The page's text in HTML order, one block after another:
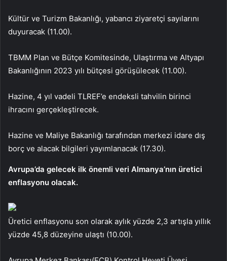
Kültür ve Turizm Bakanlığı, yabancı ziyaretçi sayılarını
duyuracak (11.00).
TBMM Plan ve Bütçe Komitesinde, Ulaştırma ve Altyapı
Bakanlığının 2023 yılı bütçesi görüşülecek (11.00).
Hazine, 4 yıl vadeli TLREF’e endeksli tahvilin birinci
ihracını gerçekleştirecek.
Hazine ve Maliye Bakanlığı tarafından merkezi idare dış
borç ve alacak bilgileri yayımlanacak (17.30).
Avrupa’da gelecek ilk önemli veri Almanya’nın üretici
enflasyonu olacak.
Üretici enflasyonu son olarak aylık yüzde 2,3 artışla yıllık
yüzde 45,8 düzeyine ulaştı (10.00).